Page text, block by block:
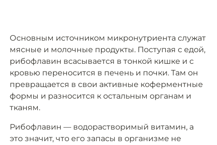
Основным источником микронутриента служат
мясные и молочные продукты. Поступая с едой,
рибофлавин всасывается в тонкой кишке и с
кровью переносится в печень и почки. Там он
превращается в свои активные коферментные
формы и разносится к остальным органам и
тканям.
Рибофлавин — водорастворимый витамин, а
это значит, что его запасы в организме не